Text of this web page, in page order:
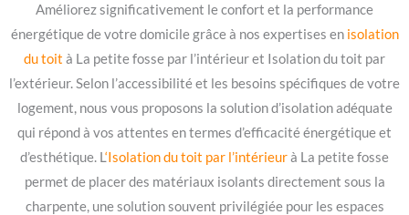
Améliorez significativement le confort et la performance
énergétique de votre domicile grâce à nos expertises en isolation
du toit à La petite fosse par l’intérieur et Isolation du toit par
l’extérieur. Selon l’accessibilité et les besoins spécifiques de votre
logement, nous vous proposons la solution d’isolation adéquate
qui répond à vos attentes en termes d’efficacité énergétique et
d’esthétique. L‘Isolation du toit par l’intérieurà La petite fosse
permet de placer des matériaux isolants directement sous la
charpente, une solution souvent privilégiée pour les espaces